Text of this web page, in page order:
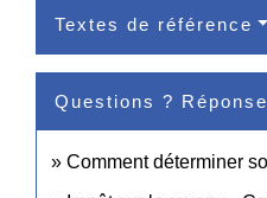
Textes de référence
Questions ?
Comment déterminer